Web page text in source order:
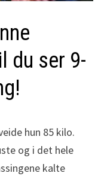
du ser 9-
hun 85 kilo.
og i det hele
kalte